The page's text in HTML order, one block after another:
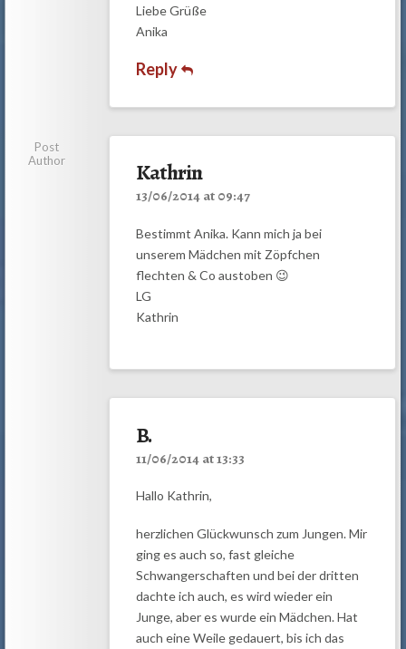
Liebe Grüße
Anika
Reply
Post
Author
Kathrin
13/06/2014 at 09:47
Bestimmt Anika. Kann mich ja bei
unserem Mädchen mit Zöpfchen
flechten & Co austoben 😉
LG
Kathrin
B.
11/06/2014 at 13:33
Hallo Kathrin,
herzlichen Glückwunsch zum Jungen. Mir
ging es auch so, fast gleiche
Schwangerschaften und bei der dritten
dachte ich auch, es wird wieder ein
Junge, aber es wurde ein Mädchen. Hat
auch eine Weile gedauert, bis ich das